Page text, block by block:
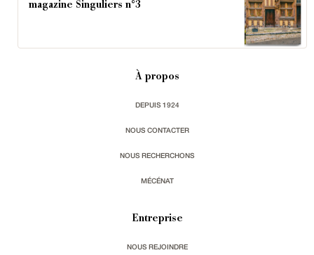
magazine Singuliers n°3
À propos
DEPUIS 1924
NOUS CONTACTER
NOUS RECHERCHONS
MÉCÉNAT
Entreprise
NOUS REJOINDRE